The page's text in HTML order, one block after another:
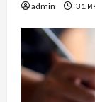
admin 31